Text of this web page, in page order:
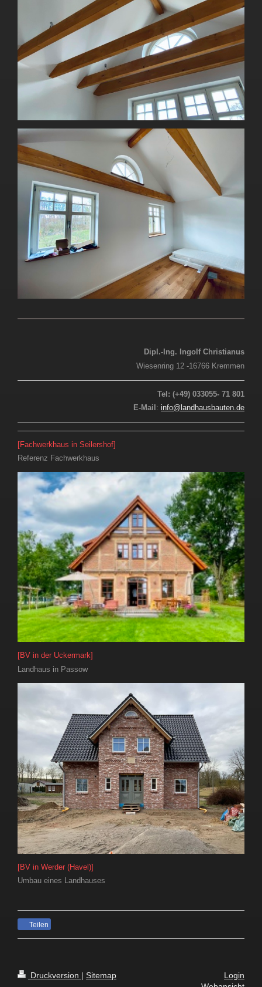
Dipl.-Ing. Ingolf Christianus
Wiesenring 12 -16766 Kremmen
Tel: (+49) 033055- 71 801
E-Mail : info@landhausbauten.de
[Fachwerkhaus in Seilershof]
Referenz Fachwerkhaus
[BV in der Uckermark]
Landhaus in Passow
[BV in Werder (Havel)]
Umbau eines Landhauses
Teilen
Druckversion | Sitemap
Login